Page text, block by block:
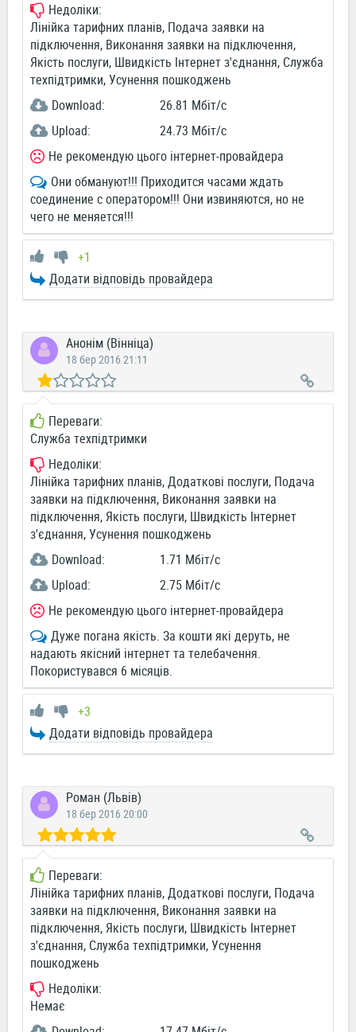
Недоліки:
Лінійка тарифних планів, Подача заявки на
підключення, Виконання заявки на підключення,
Якість послуги, Швидкість Інтернет з'єднання, Служба
техпідтримки, Усунення пошкоджень
Download:
26.81 Мбіт/c
Upload:
24.73 Мбіт/c
Не рекомендую цього інтернет-провайдера
Они обмануют!!! Приходится часами ждать
соединение с оператором!!! Они извиняются, но не
чего не меняется!!!
+1
Додати відповідь провайдера
Анонім (Вінніца)
18 бер 2016 21:11
Переваги:
Служба техпідтримки
Недоліки:
Лінійка тарифних планів, Додаткові послуги, Подача
заявки на підключення, Виконання заявки на
підключення, Якість послуги, Швидкість Інтернет
з'єднання, Усунення пошкоджень
Download:
1.71 Мбіт/c
Upload:
2.75 Мбіт/c
Не рекомендую цього інтернет-провайдера
Дуже погана якість. За кошти які деруть, не
надають якісний інтернет та телебачення.
Покористувався 6 місяців.
+3
Додати відповідь провайдера
Роман (Львів)
18 бер 2016 20:00
Переваги:
Лінійка тарифних планів, Додаткові послуги, Подача
заявки на підключення, Виконання заявки на
підключення, Якість послуги, Швидкість Інтернет
з'єднання, Служба техпідтримки, Усунення
пошкоджень
Недоліки:
Немає